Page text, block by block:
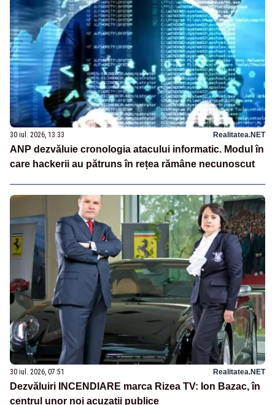
30 iul. 2026, 13:33 Realitatea.NET
ANP dezvăluie cronologia atacului informatic. Modul în
care hackerii au pătruns în rețea rămâne necunoscut
30 iul. 2026, 07:51 Realitatea.NET
Dezvăluiri INCENDIARE marca Rizea TV: Ion Bazac, în
centrul unor noi acuzații publice